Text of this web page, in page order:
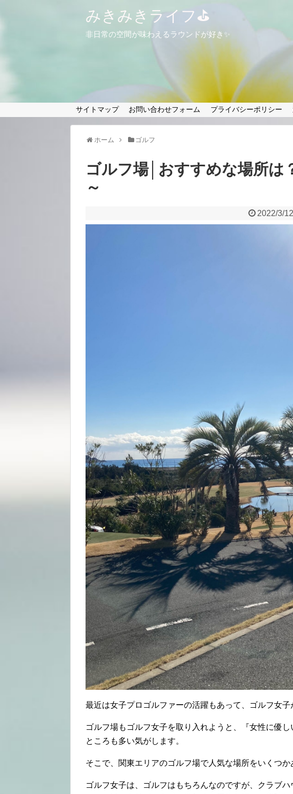
みきみきライフ⛳
非日常の空間が味わえるラウンドが好き✨
サイトマップ お問い合わせフォーム プライバシーポリシー
ホーム ゴルフ
ゴルフ場│おすすめな場所は
～
2022/3/12
最近は女子プロゴルファーの活躍もあって、ゴルフ女子
ゴルフ場もゴルフ女子を取り入れようと、『女性に優
ところも多い気がします。
そこで、関東エリアのゴルフ場で人気な場所をいくつ
ゴルフ女子は、ゴルフはもちろんなのですが、クラブ